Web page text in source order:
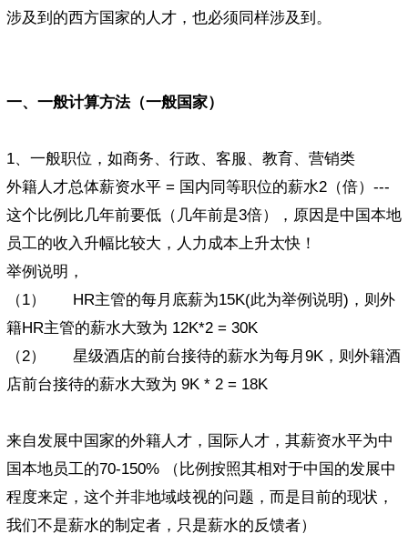
涉及到的西方国家的人才，也必须同样涉及到。
一、一般计算方法（一般国家）
1、一般职位，如商务、行政、客服、教育、营销类
外籍人才总体薪资水平 = 国内同等职位的薪水2（倍）---
这个比例比几年前要低（几年前是3倍），原因是中国本地
员工的收入升幅比较大，人力成本上升太快！
举例说明，
（1） HR主管的每月底薪为15K(此为举例说明)，则外
籍HR主管的薪水大致为 12K*2 = 30K
（2） 星级酒店的前台接待的薪水为每月9K，则外籍酒
店前台接待的薪水大致为 9K * 2 = 18K
来自发展中国家的外籍人才，国际人才，其薪资水平为中
国本地员工的70-150% （比例按照其相对于中国的发展中
程度来定，这个并非地域歧视的问题，而是目前的现状，
我们不是薪水的制定者，只是薪水的反馈者）